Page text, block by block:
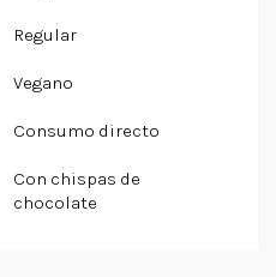
Regular
Vegano
Consumo directo
Con chispas de
chocolate